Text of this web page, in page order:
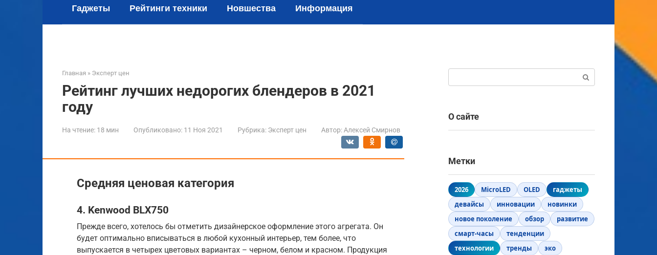
Гаджеты Рейтинги техники Новшества Информация
Главная » Эксперт цен
Рейтинг лучших недорогих блендеров в 2021
году
На чтение: 18 мин Опубликовано: 11 Ноя 2021 Рубрика: Эксперт цен Автор: Алексей Смирнов
Средняя ценовая категория
4. Kenwood BLX750
Прежде всего, хотелось бы отметить дизайнерское оформление этого агрегата. Он
будет оптимально вписываться в любой кухонный интерьер, тем более, что
выпускается в четырех цветовых вариантах – черном, белом и красном. Продукция
О сайте
Метки
2026 MicroLED OLED
гаджеты
девайсы
инновации
новинки
новое поколение
обзор
развитие
смарт-часы
тенденции
технологии
тренды
эко